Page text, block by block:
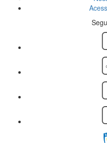
peça de destaque.
Qual a diferença entre
correntes?
A diferença está
possui elos achatados e
e sofisticado. Outros modelos,
elos mais delicados ou com
Como usar colares grumet no
composições casuais quanto